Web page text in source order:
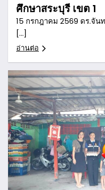
ศึกษาสระบุรี เขต 1
15 กรกฎาคม 2569 ดร.จัน
[…]
อ่านต่อ